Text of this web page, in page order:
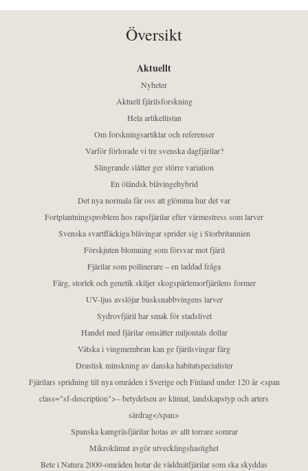
Översikt
Aktuellt
Nyheter
Aktuell fjärilsforskning
Hela artikellistan
Om forskningsartiklar och referenser
Varför förlorade vi tre svenska dagfjärilar?
Slingrande slåtter ger större variation
En öländsk blåvingehybrid
Det nya normala får oss att glömma hur det var
Fortplantningsproblem hos rapsfjärilar efter värmestress som larver
Svenska svartfläckiga blåvingar sprider sig i Storbritannien
Förskjuten blomning som försvar mot fjäril
Fjärilar som pollinerare – en laddad fråga
Färg, storlek och genetik skiljer skogspärlemorfjärilens former
UV-ljus avslöjar busksnabbvingens larver
Sydrovfjäril har smak för stadslivet
Handel med fjärilar omsätter miljontals dollar
Vätska i vingmembran kan ge fjärilsvingar färg
Drastisk minskning av danska habitatspecialister
Fjärilars spridning till nya områden i Sverige och Finland under 120 år <span
class="sf-description">– betydelsen av klimat, landskapstyp och arters
särdrag</span>
Spanska kamgräsfjärilar hotas av allt torrare somrar
Mikroklimat avgör utvecklingshastighet
Bete i Natura 2000-områden hotar de väddnätfjärilar som ska skyddas